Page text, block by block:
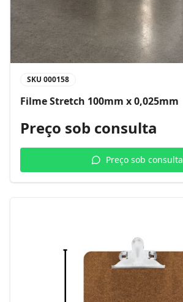
SKU 000158
Filme Stretch 100mm x 0,025mm
Preço sob consulta
Preço sob consulta